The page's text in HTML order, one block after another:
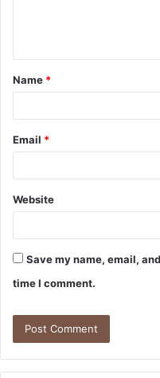
t
*
Name *
Email *
Website
Save my name, email,
time I comment.